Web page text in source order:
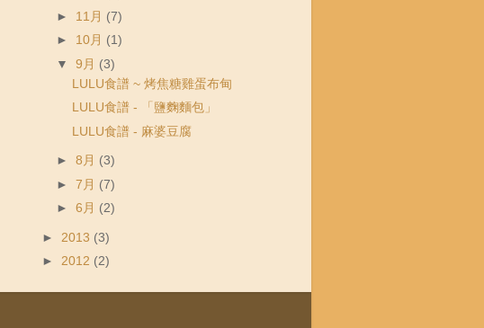
► 11月 (7)
► 10月 (1)
▼9月 (3)
LULU食譜 ~ 烤焦糖雞蛋布甸
LULU食譜 - 「鹽麴麵包」
LULU食譜 - 麻婆豆腐
►8月 (3)
►7月 (7)
►6月 (2)
► 2013 (3)
► 2012 (2)